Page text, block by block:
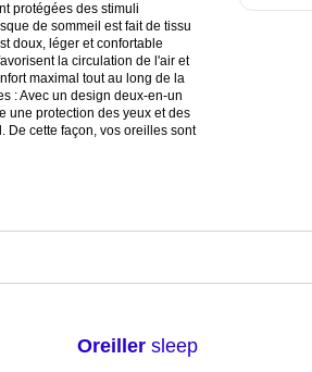
protégées des stimuli
de sommeil est fait de tissu
doux, léger et confortable
la circulation de l'air et
maximal tout au long de la
: Avec un design deux-en-un
une protection des yeux et des
De cette façon, vos oreilles sont
oreiller sleep